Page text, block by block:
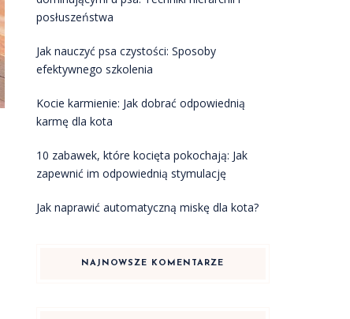
posłuszeństwa
Jak nauczyć psa czystości: Sposoby
efektywnego szkolenia
Kocie karmienie: Jak dobrać odpowiednią
karmę dla kota
10 zabawek, które kocięta pokochają: Jak
zapewnić im odpowiednią stymulację
Jak naprawić automatyczną miskę dla kota?
NAJNOWSZE KOMENTARZE